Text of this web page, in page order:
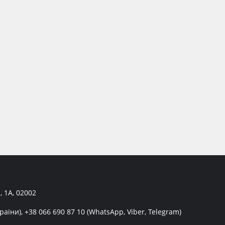
1А, 02002
+38 066 690 87 10 (WhatsApp, Viber, Telegram)